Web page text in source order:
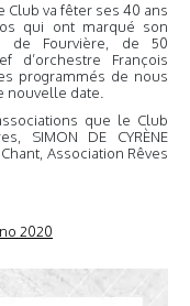
va fêter ses 40 ans
qui ont marqué son
de Fourvière, de 50
François
programmés de nous
date.
que le Club
SIMON DE CYRÈNE
Association Rêves